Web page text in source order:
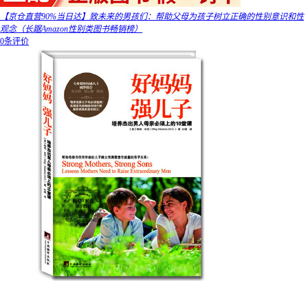
【京仓直营90%当日达】致未来的男孩们：帮助父母为孩子树立正确的性别意识和性
观念（长踞Amazon性别类图书畅销榜）
0条评价